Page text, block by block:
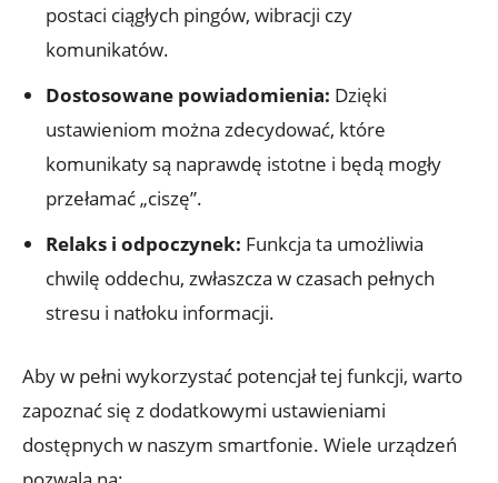
postaci ciągłych pingów, wibracji czy
komunikatów.
Dostosowane‌ powiadomienia: Dzięki
ustawieniom można zdecydować, które
‍komunikaty są naprawdę istotne ⁢i ⁣będą mogły
przełamać „ciszę”.
Relaks‌ i ⁤odpoczynek: Funkcja⁤ ta umożliwia
chwilę oddechu,‌ zwłaszcza w czasach ⁤pełnych
stresu ⁢i natłoku informacji.
Aby ⁣w‍ pełni wykorzystać potencjał tej funkcji, warto⁣
zapoznać⁢ się ‍z dodatkowymi ustawieniami⁣
dostępnych w​ naszym smartfonie. Wiele ‍urządzeń